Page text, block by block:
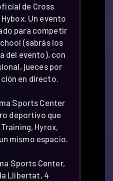
de Cross
Un evento
para competir
(sabrás los
del evento), con
jueces por
en directo.
Sports Center
deportivo que
Hyrox,
mismo espacio.
Sports Center,
Llibertat, 4